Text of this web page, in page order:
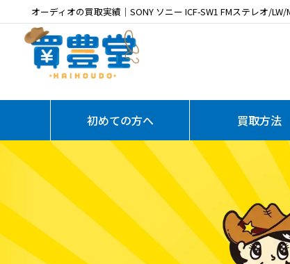
オーディオの買取実績｜SONY ソニー ICF-SW1 FMステレオ/
初めての方へ 買取方法